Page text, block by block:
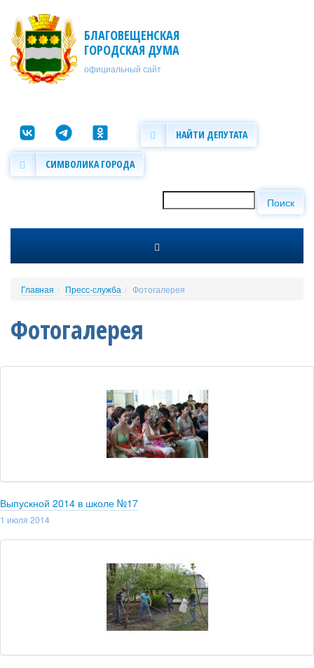
БЛАГОВЕЩЕНСКАЯ
ГОРОДСКАЯ ДУМА
официальный сайт
НАЙТИ ДЕПУТАТА
СИМВОЛИКА ГОРОДА
Форма поиска
Поиск
Главная Пресс-служба Фотогалерея
Фотогалерея
Выпускной 2014 в школе №17
1 июля 2014